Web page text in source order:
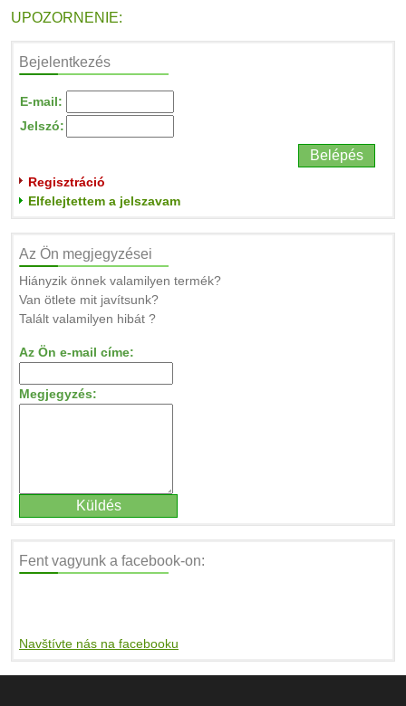
UPOZORNENIE:
Bejelentkezés
E-mail:
Jelszó:
Regisztráció
Elfelejtettem a jelszavam
Az Ön megjegyzései
Hiányzik önnek valamilyen termék?
Van ötlete mit javítsunk?
Talált valamilyen hibát ?
Az Ön e-mail címe:
Megjegyzés:
Fent vagyunk a facebook-on:
Navštívte nás na facebooku